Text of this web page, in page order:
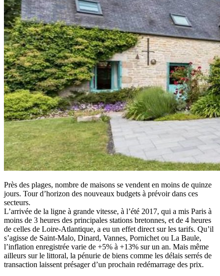
Près des plages, nombre de maisons se vendent en moins de quinze
jours. Tour d’horizon des nouveaux budgets à prévoir dans ces
secteurs.
L’arrivée de la ligne à grande vitesse, à l’été 2017, qui a mis Paris à
moins de 3 heures des principales stations bretonnes, et de 4 heures
de celles de Loire-Atlantique, a eu un effet direct sur les tarifs. Qu’il
s’agisse de Saint-Malo, Dinard, Vannes, Pornichet ou La Baule,
l’inflation enregistrée varie de +5% à +13% sur un an. Mais même
ailleurs sur le littoral, la pénurie de biens comme les délais serrés de
transaction laissent présager d’un prochain redémarrage des prix.